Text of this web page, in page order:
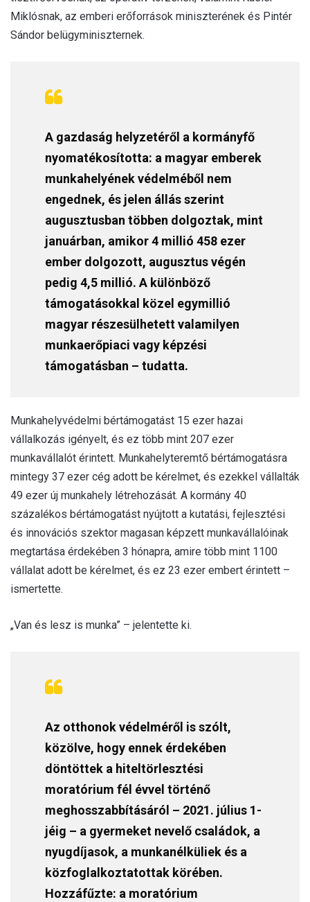
Miklósnak, az emberi erőforrások miniszterének és Pintér
Sándor belügyminiszternek.
A gazdaság helyzetéről a kormányfő
nyomatékosította: a magyar emberek
munkahelyének védelméből nem
engednek, és jelen állás szerint
augusztusban többen dolgoztak, mint
januárban, amikor 4 millió 458 ezer
ember dolgozott, augusztus végén
pedig 4,5 millió. A különböző
támogatásokkal közel egymillió
magyar részesülhetett valamilyen
munkaerőpiaci vagy képzési
támogatásban – tudatta.
Munkahelyvédelmi bértámogatást 15 ezer hazai
vállalkozás igényelt, és ez több mint 207 ezer
munkavállalót érintett. Munkahelyteremtő bértámogatásra
mintegy 37 ezer cég adott be kérelmet, és ezekkel vállalták
49 ezer új munkahely létrehozását. A kormány 40
százalékos bértámogatást nyújtott a kutatási, fejlesztési
és innovációs szektor magasan képzett munkavállalóinak
megtartása érdekében 3 hónapra, amire több mint 1100
vállalat adott be kérelmet, és ez 23 ezer embert érintett –
ismertette.
„Van és lesz is munka” – jelentette ki.
Az otthonok védelméről is szólt,
közölve, hogy ennek érdekében
döntöttek a hiteltörlesztési
moratórium fél évvel történő
meghosszabbításáról – 2021. július 1-
jéig – a gyermeket nevelő családok, a
nyugdíjasok, a munkanélküliek és a
közfoglalkoztatottak körében.
Hozzáfűzte: a moratórium